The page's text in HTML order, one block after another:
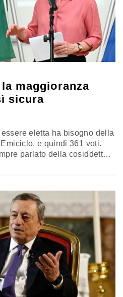
maggioranza
sicura
eletta ha bisogno della
e quindi 361 voti.
parlato della cosiddetta